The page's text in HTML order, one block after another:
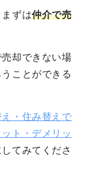
ずは仲介で売
却できない場
ことができる
・住み替えで
ト・デメリッ
てみてくださ